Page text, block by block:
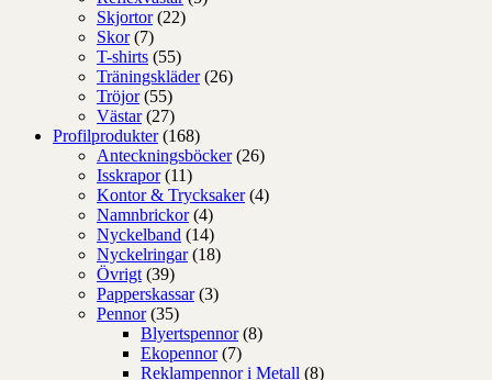
Skjortor (22)
Skor (7)
T-shirts (55)
Träningskläder (26)
Tröjor (55)
Västar (27)
Profilprodukter (168)
Anteckningsböcker (26)
Isskrapor (11)
Kontor & Trycksaker (4)
Namnbrickor (4)
Nyckelband (14)
Nyckelringar (18)
Övrigt (39)
Papperskassar (3)
Pennor (35)
Blyertspennor (8)
Ekopennor (7)
Reklampennor i Metall (8)